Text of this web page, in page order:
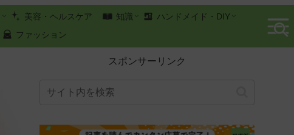
美容・ヘルスケア 知識
ハンドメイド・DIY
ファッション
スポンサーリンク